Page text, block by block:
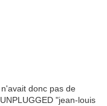
donc pas de
"jean-louis